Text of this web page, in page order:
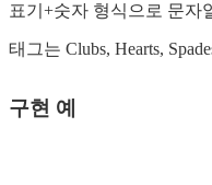
표기+숫자 형식으로 문자
태그는 Clubs, Hearts,
구현 예